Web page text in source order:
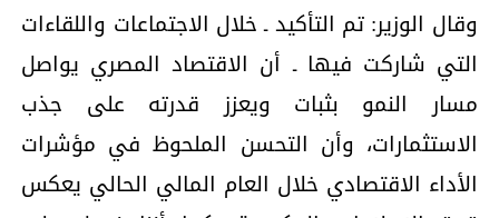
وقال الوزير: تم التأكيد ـ خلال الاجتماعات واللقاءات
التي شاركت فيها ـ أن الاقتصاد المصري يواصل
مسار النمو بثبات ويعزز قدرته على جذب
الاستثمارات، وأن التحسن الملحوظ في مؤشرات
الأداء الاقتصادي خلال العام المالي الحالي يعكس